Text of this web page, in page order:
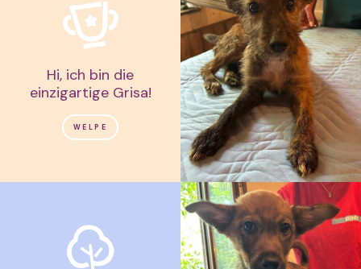
Hi, ich bin die
einzigartige Grisa!
WELPE